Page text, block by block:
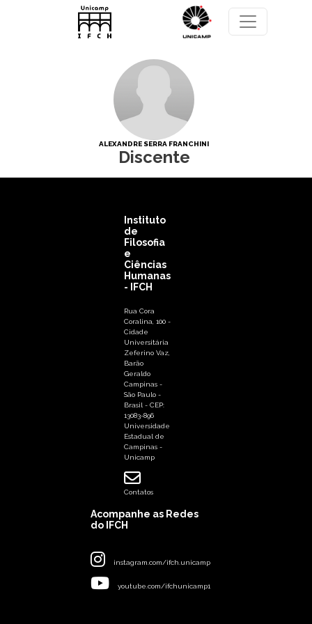
Pular para o conteúdo principal
ALEXANDRE SERRA FRANCHINI
Discente
Instituto
de
Filosofia
e
Ciências
Humanas
- IFCH
Rua Cora
Coralina, 100 -
Cidade
Universitária
Zeferino Vaz,
Barão
Geraldo
Campinas -
São Paulo -
Brasil - CEP:
13083-896
Universidade
Estadual de
Campinas -
Unicamp
Contatos
Acompanhe as Redes
do IFCH
instagram.com/ifch.unicamp
youtube.com/ifchunicamp1